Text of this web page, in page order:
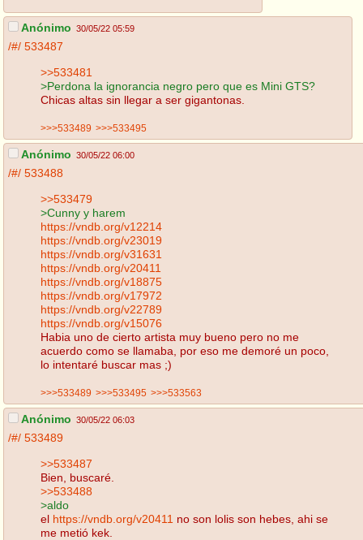
Anónimo 30/05/22 05:59
/#/ 533487
>>533481
>Perdona la ignorancia negro pero que es Mini GTS?
Chicas altas sin llegar a ser gigantonas.
>>>533489 >>>533495
Anónimo 30/05/22 06:00
/#/ 533488
>>533479
>Cunny y harem
https://vndb.org/v12214
https://vndb.org/v23019
https://vndb.org/v31631
https://vndb.org/v20411
https://vndb.org/v18875
https://vndb.org/v17972
https://vndb.org/v22789
https://vndb.org/v15076
Habia uno de cierto artista muy bueno pero no me
acuerdo como se llamaba, por eso me demoré un poco,
lo intentaré buscar mas ;)
>>>533489 >>>533495 >>>533563
Anónimo 30/05/22 06:03
/#/ 533489
>>533487
Bien, buscaré.
>>533488
>aldo
el https://vndb.org/v20411 no son lolis son hebes, ahi se
me metió kek.